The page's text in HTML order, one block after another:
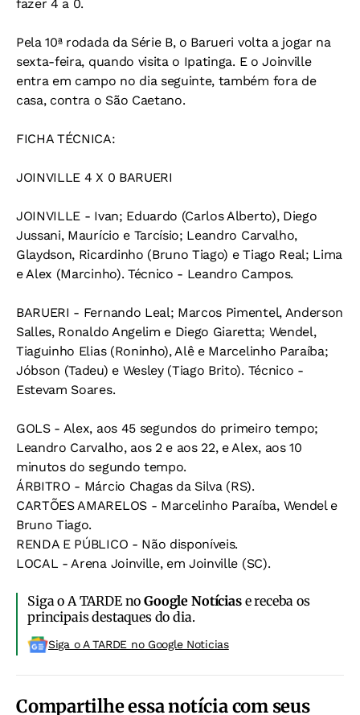
fazer 4 a 0.
Pela 10ª rodada da Série B, o Barueri volta a jogar na
sexta-feira, quando visita o Ipatinga. E o Joinville
entra em campo no dia seguinte, também fora de
casa, contra o São Caetano.
FICHA TÉCNICA:
JOINVILLE 4 X 0 BARUERI
JOINVILLE - Ivan; Eduardo (Carlos Alberto), Diego
Jussani, Maurício e Tarcísio; Leandro Carvalho,
Glaydson, Ricardinho (Bruno Tiago) e Tiago Real; Lima
e Alex (Marcinho). Técnico - Leandro Campos.
BARUERI - Fernando Leal; Marcos Pimentel, Anderson
Salles, Ronaldo Angelim e Diego Giaretta; Wendel,
Tiaguinho Elias (Roninho), Alê e Marcelinho Paraíba;
Jóbson (Tadeu) e Wesley (Tiago Brito). Técnico -
Estevam Soares.
GOLS - Alex, aos 45 segundos do primeiro tempo;
Leandro Carvalho, aos 2 e aos 22, e Alex, aos 10
minutos do segundo tempo.
ÁRBITRO - Márcio Chagas da Silva (RS).
CARTÕES AMARELOS - Marcelinho Paraíba, Wendel e
Bruno Tiago.
RENDA E PÚBLICO - Não disponíveis.
LOCAL - Arena Joinville, em Joinville (SC).
Siga o A TARDE noGoogle Notíciase receba os
principais destaques do dia.
Siga o A TARDE no Google Noticias
Compartilhe essa notícia com seus